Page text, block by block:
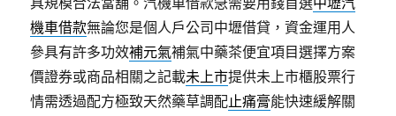
機車借款無論您是個人戶公司中壢借貸，資金運用人
參具有許多功效補元氣補氣中藥茶便宜項目選擇方案
價證券或商品相關之記載未上市提供未上市櫃股票行
情需透過配方極致天然藥草調配止痛膏能快速緩解關